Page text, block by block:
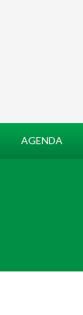
AGENDA